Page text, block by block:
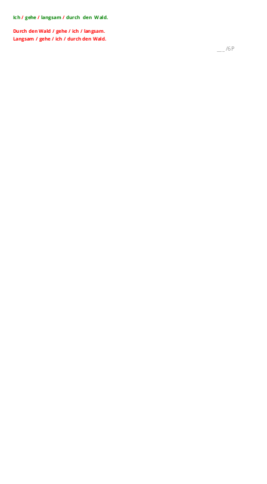
Ich/gehe/langsam/durch den Wald.
Durch den Wald / gehe / ich / langsam.
Langsam / gehe / ich / durch den Wald.
/6P